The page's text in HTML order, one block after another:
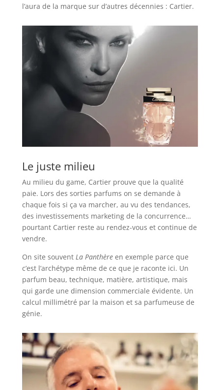
l’aura de la marque sur d’autres décennies : Cartier.
Le juste milieu
Au milieu du game, Cartier prouve que la qualité
paie. Lors des sorties parfums on se demande à
chaque fois si ça va marcher, au vu des tendances,
des investissements marketing de la concurrence…
pourtant Cartier reste au rendez-vous et continue de
vendre.
On site souvent La Panthère en exemple parce que
c’est l’archétype même de ce que je raconte ici. Un
parfum beau, technique, matière, artistique, mais
qui garde une dimension commerciale évidente. Un
calcul millimétré par la maison et sa parfumeuse de
génie.